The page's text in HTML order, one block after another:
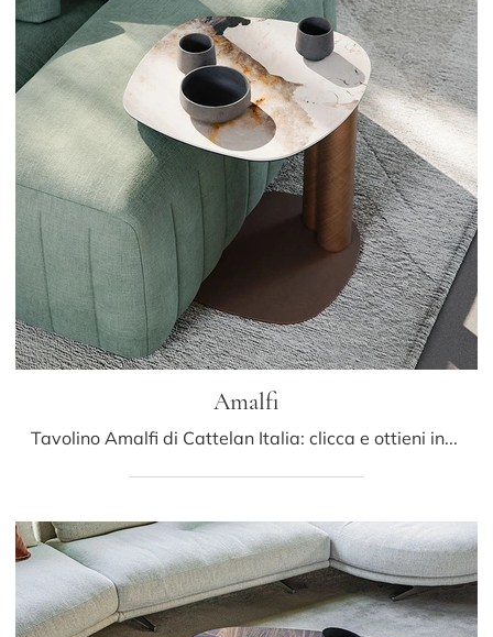
Amalfi
Tavolino Amalfi di Cattelan Italia: clicca e ottieni informazioni sui Complementi e tavolini moderni in ceramica del rinomato brand!